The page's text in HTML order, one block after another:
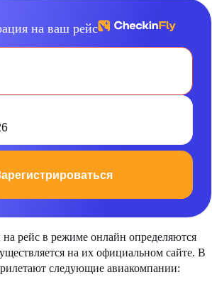
на ваш рейс
рейс в режиме онлайн определяются
на их официальном сайте. В
следующие авиакомпании: